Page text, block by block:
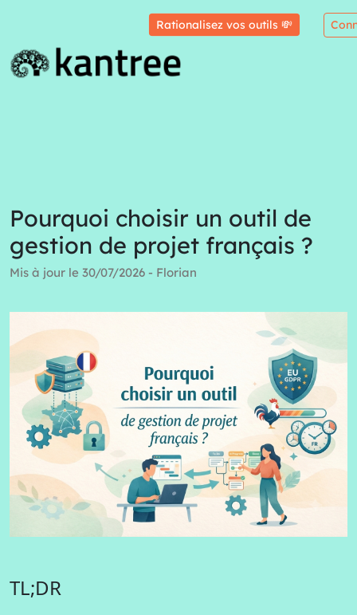
Rationalisez vos outils 💸
Pourquoi choisir un outil de
gestion de projet français ?
Mis à jour le 30/07/2026 - Florian
TL;DR